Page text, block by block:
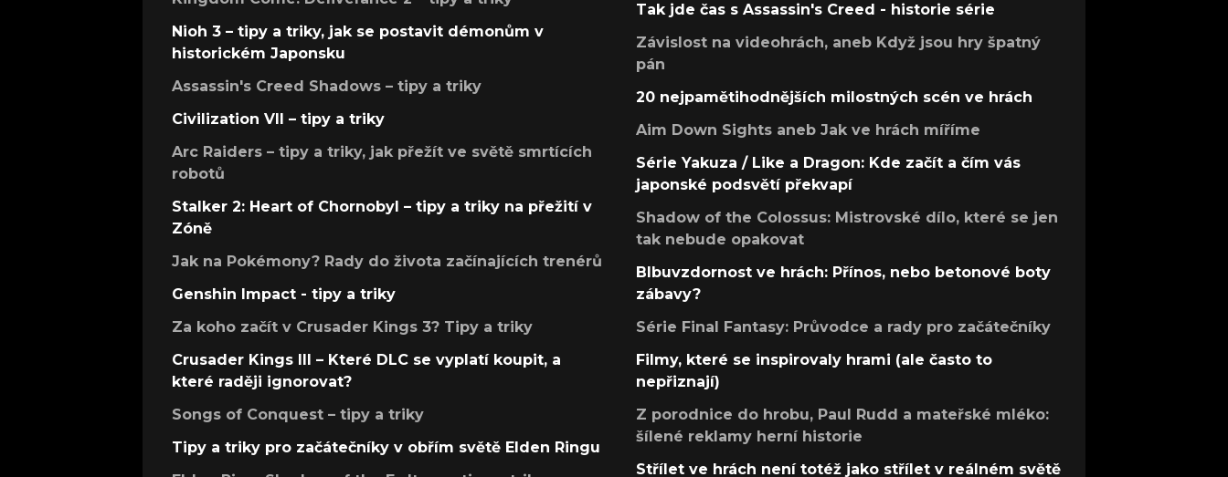
Nioh 3 – tipy a triky, jak se postavit démonům v
historickém Japonsku
Assassin's Creed Shadows – tipy a triky
Civilization VII – tipy a triky
Arc Raiders – tipy a triky, jak přežít ve světě smrtících
robotů
Stalker 2: Heart of Chornobyl – tipy a triky na přežití v
Zóně
Jak na Pokémony? Rady do života začínajících trenérů
Genshin Impact - tipy a triky
Za koho začít v Crusader Kings 3? Tipy a triky
Crusader Kings III – Které DLC se vyplatí koupit, a
které raději ignorovat?
Songs of Conquest – tipy a triky
Tipy a triky pro začátečníky v obřím světě Elden Ringu
Tak jde čas s Assassin's Creed - historie série
Závislost na videohrách, aneb Když jsou hry špatný
pán
20 nejpamětihodnějších milostných scén ve hrách
Aim Down Sights aneb Jak ve hrách míříme
Série Yakuza / Like a Dragon: Kde začít a čím vás
japonské podsvětí překvapí
Shadow of the Colossus: Mistrovské dílo, které se jen
tak nebude opakovat
Blbuvzdornost ve hrách: Přínos, nebo betonové boty
zábavy?
Série Final Fantasy: Průvodce a rady pro začátečníky
Filmy, které se inspirovaly hrami (ale často to
nepřiznají)
Z porodnice do hrobu, Paul Rudd a mateřské mléko:
šílené reklamy herní historie
Střílet ve hrách není totéž jako střílet v reálném světě